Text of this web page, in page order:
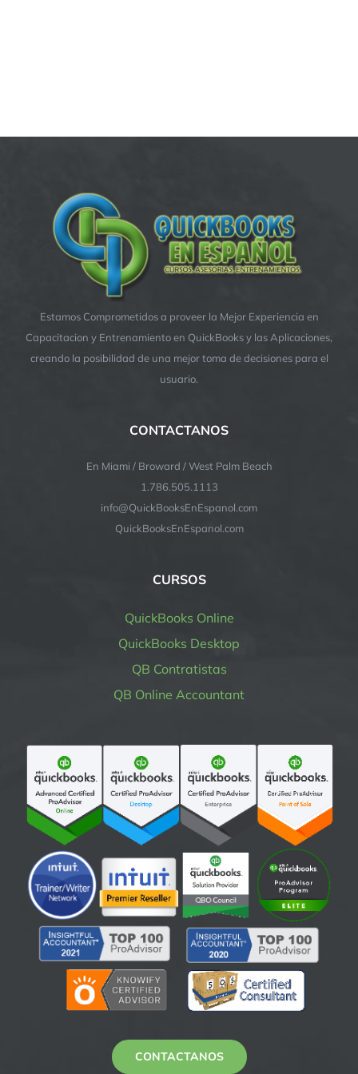
Estamos Comprometidos a proveer la Mejor Experiencia en
Capacitacion y Entrenamiento en QuickBooks y las Aplicaciones,
creando la posibilidad de una mejor toma de decisiones para el
usuario.
CONTACTANOS
En Miami / Broward / West Palm Beach
1.786.505.1113
info@QuickBooksEnEspanol.com
QuickBooksEnEspanol.com
CURSOS
QuickBooks Online
QuickBooks Desktop
QB Contratistas
QB Online Accountant
CONTACTANOS